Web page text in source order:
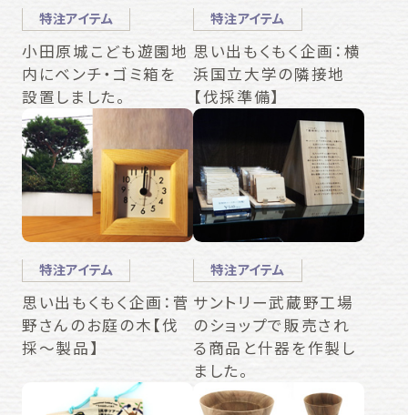
特注アイテム
小田原城こども遊園地
内にベンチ・ゴミ箱を
設置しました。
特注アイテム
思い出もくもく企画：横
浜国立大学の隣接地
【伐採準備】
特注アイテム
思い出もくもく企画：菅
野さんのお庭の木【伐
採～製品】
特注アイテム
サントリー武蔵野工場
のショップで販売され
る商品と什器を作製し
ました。